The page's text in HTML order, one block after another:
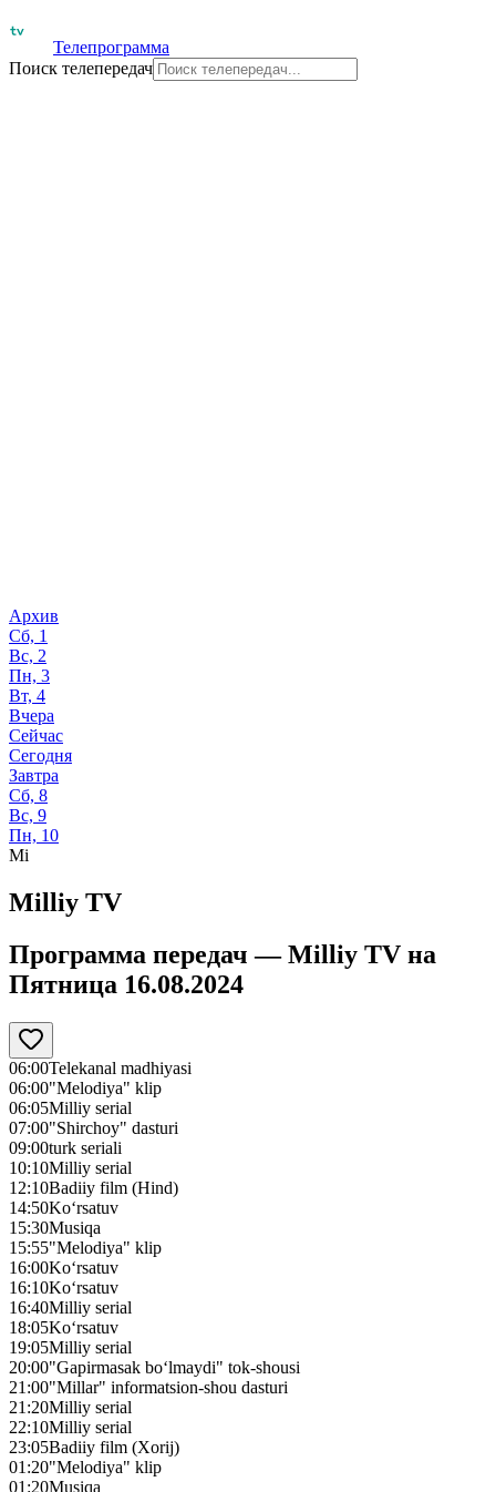
Телепрограмма
Поиск телепередач
Архив
Сб, 1
Вс, 2
Пн, 3
Вт, 4
Вчера
Сейчас
Сегодня
Завтра
Сб, 8
Вс, 9
Пн, 10
Mi
Milliy TV
Программа передач —Milliy TV на
Пятница 16.08.2024
06:00Telekanal madhiyasi
06:00"Melodiya" klip
06:05Milliy serial
07:00"Shirchoy" dasturi
09:00turk seriali
10:10Milliy serial
12:10Badiiy film (Hind)
14:50Ko‘rsatuv
15:30Musiqa
15:55"Melodiya" klip
16:00Ko‘rsatuv
16:10Ko‘rsatuv
16:40Milliy serial
18:05Ko‘rsatuv
19:05Milliy serial
20:00"Gapirmasak bo‘lmaydi" tok-shousi
21:00"Millar" informatsion-shou dasturi
21:20Milliy serial
22:10Milliy serial
23:05Badiiy film (Xorij)
01:20"Melodiya" klip
01:20Musiqa